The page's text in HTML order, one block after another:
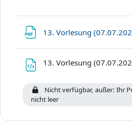
13. Vorlesung
13. Vorlesung
Nicht verfügbar, außer: Ihr
nicht leer